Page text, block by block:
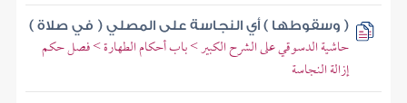
( وسقوطها ) أي النجاسة على المصلي ( في صلاة )
حاشية الدسوقي على الشرح الكبير > باب أحكام الطهارة > فصل حكم
إزالة النجاسة